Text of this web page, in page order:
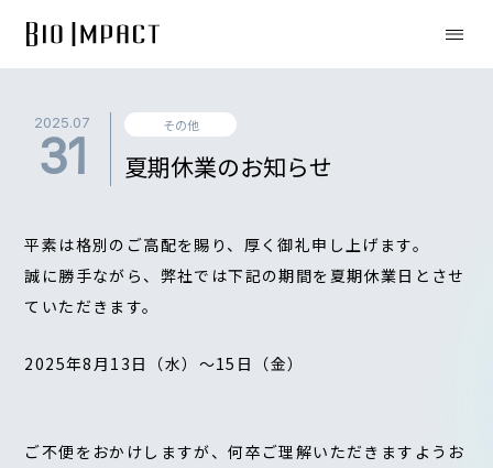
2025.07
31
その他
夏期休業のお知らせ
平素は格別のご高配を賜り、厚く御礼申し上げます。
誠に勝手ながら、弊社では下記の期間を夏期休業日とさせ
ていただきます。
2025年8月13日（水）～15日（金）
ご不便をおかけしますが、何卒ご理解いただきますようお